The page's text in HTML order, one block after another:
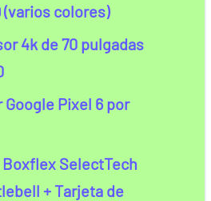
(varios colores)
4k de 70 pulgadas
Google Pixel 6 por
Boxflex SelectTech
+ Tarjeta de